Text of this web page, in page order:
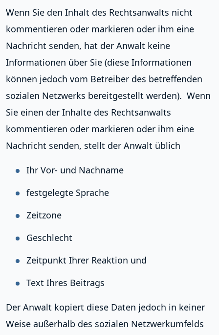
Wenn Sie den Inhalt des Rechtsanwalts nicht
kommentieren oder markieren oder ihm eine
Nachricht senden, hat der Anwalt keine
Informationen über Sie (diese Informationen
können jedoch vom Betreiber des betreffenden
sozialen Netzwerks bereitgestellt werden). Wenn
Sie einen der Inhalte des Rechtsanwalts
kommentieren oder markieren oder ihm eine
Nachricht senden, stellt der Anwalt üblich
Ihr Vor- und Nachname
festgelegte Sprache
Zeitzone
Geschlecht
Zeitpunkt Ihrer Reaktion und
Text Ihres Beitrags
Der Anwalt kopiert diese Daten jedoch in keiner
Weise außerhalb des sozialen Netzwerkumfelds